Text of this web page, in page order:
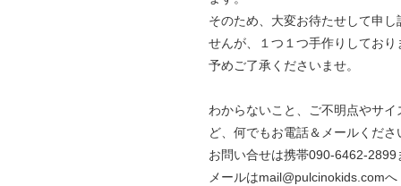
そのため、大変お待たせして申し
せんが、１つ１つ手作りしており
予めご了承くださいませ。
わからないこと、ご不明点やサイ
ど、何でもお電話＆メールくださ
お問い合せは携帯090-6462-2899
メールはmail@pulcinokids.comへ